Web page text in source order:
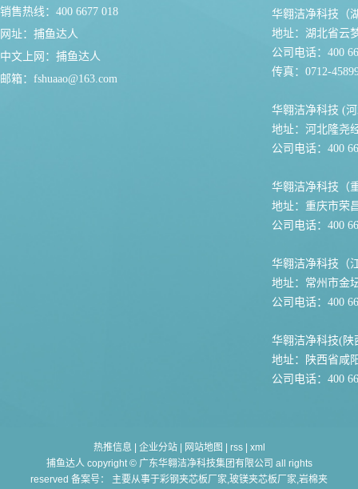
销售热线：400 6677 018
网址： 捕鱼达人
中文上网： 捕鱼达人
邮箱： fshuaao@163.com
华翱洁净科技（
地址：湖北省云
公司电话：400
传真：0712-
华翱洁净科技 (
地址：河北隆尧
公司电话：400
华翱洁净科技（
地址：重庆市荣
公司电话：400
华翱洁净科技（
地址：常州市金
公司电话：400
华翱洁净科技(陕
地址：陕西省咸
公司电话：400
热推信息 企业分站| 网站地图 rss| xml
捕鱼达人 copyright © 广东华翱洁净科技集团有限公司 all rights
reserved 备案号： 主要从事于彩钢夹芯板厂家,玻镁夹芯板厂家,岩棉夹